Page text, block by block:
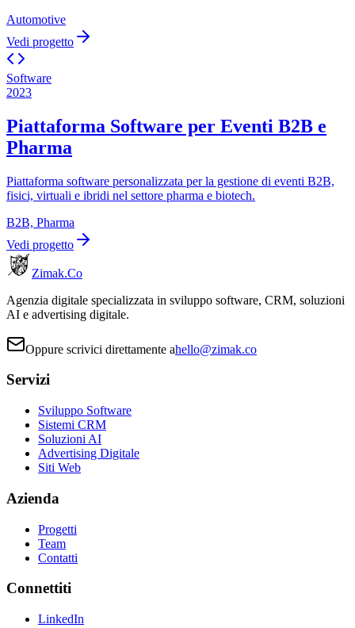
Automotive
Vedi progetto
Software
2023
Piattaforma Software per Eventi B2B e
Pharma
Piattaforma software personalizzata per la gestione di eventi B2B,
fisici, virtuali e ibridi nel settore pharma e biotech.
B2B, Pharma
Vedi progetto
Zimak.Co
Agenzia digitale specializzata in sviluppo software, CRM, soluzioni
AI e advertising digitale.
Oppure scrivici direttamente ahello@zimak.co
Servizi
Sviluppo Software
Sistemi CRM
Soluzioni AI
Advertising Digitale
Siti Web
Azienda
Progetti
Team
Contatti
Connettiti
LinkedIn